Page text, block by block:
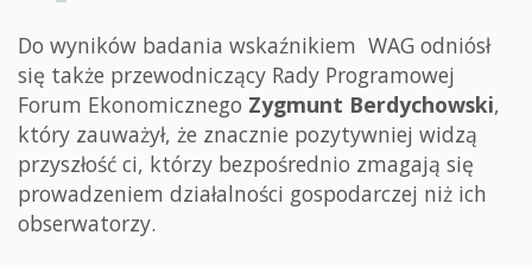
Do wyników badania wskaźnikiem WAG odniósł
się także przewodniczący Rady Programowej
Forum Ekonomicznego Zygmunt Berdychowski,
który zauważył, że znacznie pozytywniej widzą
przyszłość ci, którzy bezpośrednio zmagają się
prowadzeniem działalności gospodarczej niż ich
obserwatorzy.